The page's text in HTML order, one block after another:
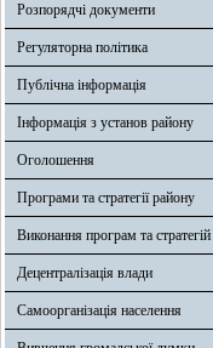
Розпорядчі документи
Регуляторна політика
Публічна інформація
Інформація з установ району
Оголошення
Програми та стратегії району
Виконання програм та стратегій
Децентралізація влади
Самоорганізація населення